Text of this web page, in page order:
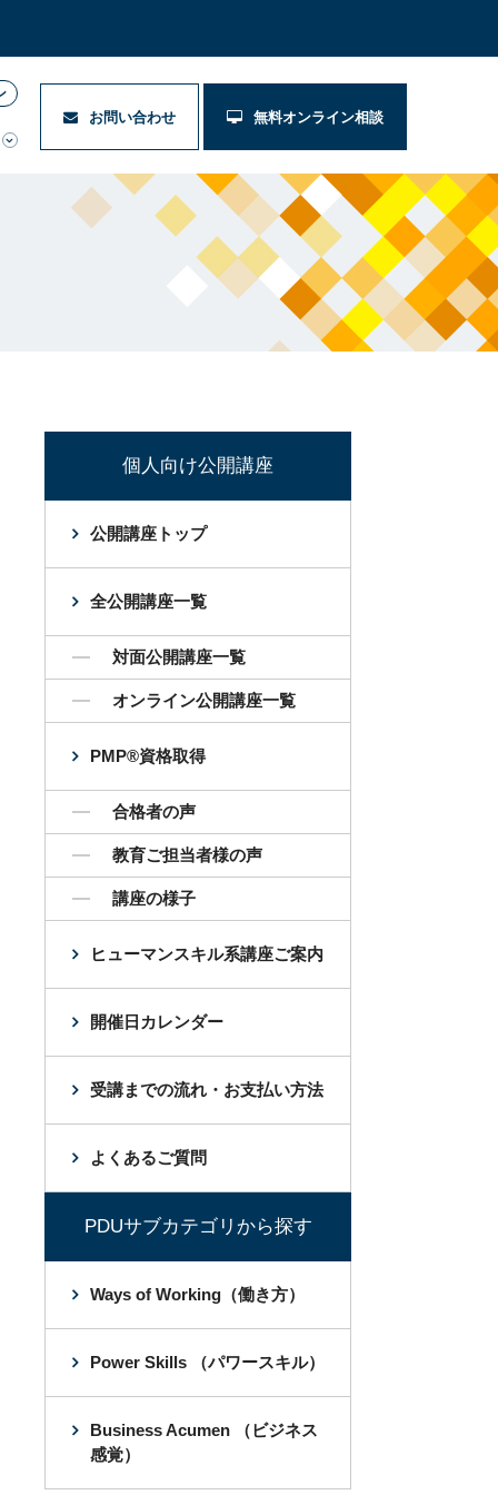
お問い合わせ 無料オンライン相談
個人向け公開講座
公開講座トップ
全公開講座一覧
対面公開講座一覧
オンライン公開講座一覧
PMP®資格取得
合格者の声
教育ご担当者様の声
講座の様子
ヒューマンスキル系講座ご案内
開催日カレンダー
受講までの流れ・お支払い方法
よくあるご質問
PDUサブカテゴリから探す
Ways of Working（働き方）
Power Skills （パワースキル）
Business Acumen （ビジネス
感覚）